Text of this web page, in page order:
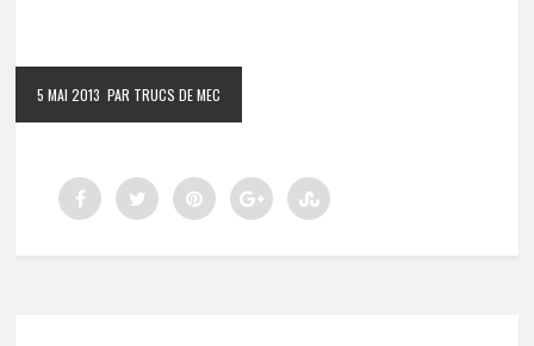
5 MAI 2013 PAR TRUCS DE MEC